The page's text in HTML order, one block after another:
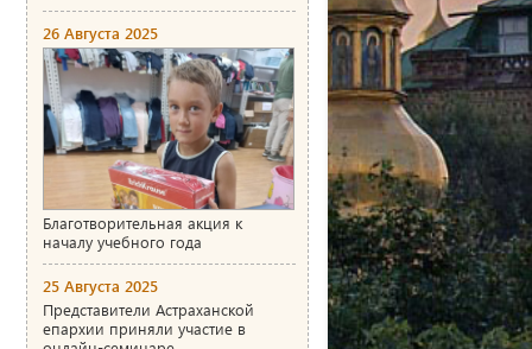
26 Августа 2025
Благотворительная акция к
началу учебного года
25 Августа 2025
Представители Астраханской
епархии приняли участие в